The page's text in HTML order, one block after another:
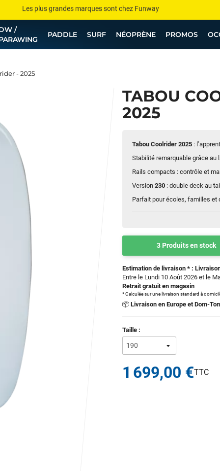
Les plus grandes marques sont chez Funway
Jusqu’à -75% de remise sur le windsurf, wingfoil, etc...
💰 Meilleur prix garanti — Moins cher ailleurs ? On s’aligne !
/
PADDLE SURF NÉOPRÈNE PROMOS
- 2025
TABOU
2025
Tabou Coolrider 2025 :
Stabilité remarquable grâce au
Rails compacts : contrôle et
Version 230 : double deck au
Parfait pour écoles, familles et
3 Produits en stock
Estimation de livraison * :
Entre le Lundi 10 Août 2026 et le
Retrait gratuit en magasin
* Calculée sur une livraison standard à
📦 Livraison en Europe et Dom-
Taille :
1 699,00 €